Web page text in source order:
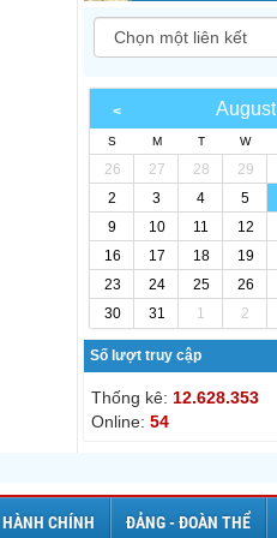
August
S M T W
26 27 28 29
2
3 4 5
9
10 11 12
16
17 18 19
23
24 25 26
30
31 1 2
Số lượt truy cập
Thống kê: 12.628.353
Online: 54
CHÍNH ĐẢNG - ĐOÀN THỂ